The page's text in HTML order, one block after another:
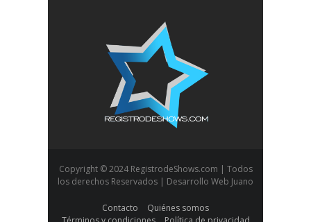
Copyright © 2024 RegistrodeShows.com | Todos
los derechos Reservados | Desarrollo Web Juano
Contacto
Quiénes somos